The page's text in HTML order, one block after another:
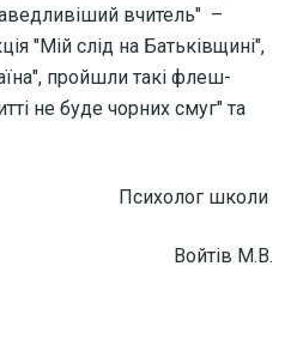
вчитель" –
"Мій слід на Батьківщині",
пройшли такі флеш-
не буде чорних смуг" та
Психолог школи
Войтів М.В.